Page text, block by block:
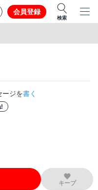
会員登録
検索
ージを書く
キープ